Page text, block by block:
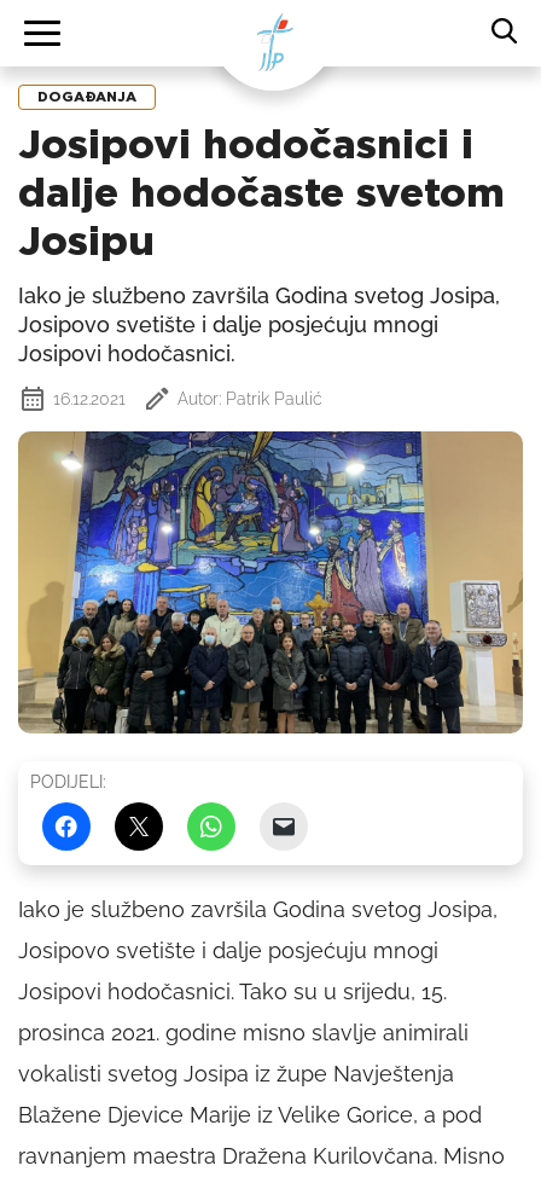
DOGAĐANJA
Josipovi hodočasnici i
dalje hodočaste svetom
Josipu
Iako je službeno završila Godina svetog Josipa,
Josipovo svetište i dalje posjećuju mnogi
Josipovi hodočasnici.
16.12.2021 Autor: Patrik Paulić
PODIJELI:
Iako je službeno završila Godina svetog Josipa,
Josipovo svetište i dalje posjećuju mnogi
Josipovi hodočasnici. Tako su u srijedu, 15.
prosinca 2021. godine misno slavlje animirali
vokalisti svetog Josipa iz župe Navještenja
Blažene Djevice Marije iz Velike Gorice, a pod
ravnanjem maestra Dražena Kurilovčana. Misno